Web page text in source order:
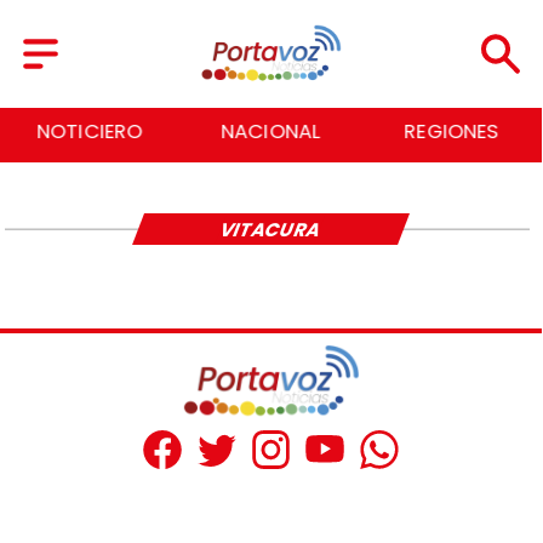
NOTICIERO NACIONAL REGIONES
VITACURA